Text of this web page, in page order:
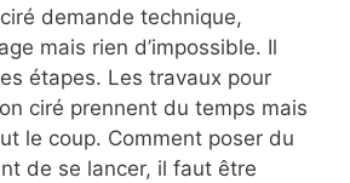
demande technique,
mais rien d’impossible. Il
étapes. Les travaux pour
ciré prennent du temps mais
le coup. Comment poser du
de se lancer, il faut être